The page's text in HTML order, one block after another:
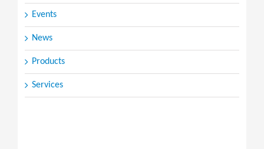
Events
News
Products
Services